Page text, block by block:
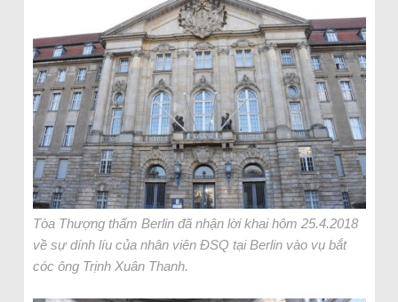
Tòa Thượng thẩm Berlin đã nhận lời khai hôm 25.4.2018
về sự dính líu của nhân viên ĐSQ tại Berlin vào vụ bắt
cóc ông Trịnh Xuân Thanh.